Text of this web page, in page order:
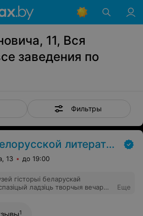
11, Вся
заведения по
Фильтры
литературы
13 до 19:00
гісторыі беларускай
ладзіць творчыя вечары,
літаратурных твораў. На
з выкарыстаннем
Еще
1